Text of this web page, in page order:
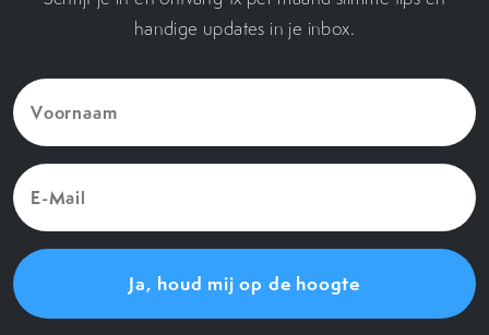
handige updates in je inbox.
Voornaam
(Vereist)
E-
Mail
(Vereist)